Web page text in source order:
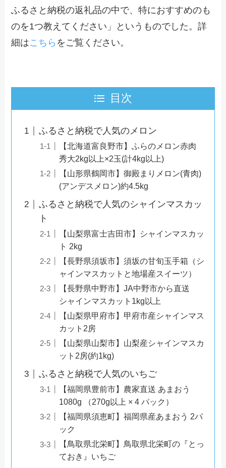
ふるさと納税の返礼品の中で、特におすすめのも
のを1つ教えてください」というものでした。詳
細はこちら をご覧ください。
目次
ふるさと納税で人気のメロン
【北海道富良野市】ふらのメロン赤肉
秀大2kg以上×2玉(計4kg以上)
【山形県鶴岡市】御殿まりメロン(青肉)
(アンデスメロン)約4.5kg
ふるさと納税で人気のシャインマスカッ
ト
【山梨県富士吉田市】シャインマスカッ
ト 2kg
【長野県須坂市】須坂の甘旬玉手箱（シ
ャインマスカットと地場産スイーツ）
【長野県中野市】JA中野市から直送
シャインマスカット1kg以上
【山梨県甲府市】甲府市産シャインマス
カット2房
【山梨県山梨市】山梨産シャインマスカ
ット2房(約1kg)
ふるさと納税で人気のいちご
【福岡県豊前市】農家直送 あまおう
1080g （270g以上 × 4 パック）
【福岡県須恵町】福岡県産あまおう 2パ
ック
【鳥取県北栄町】鳥取県北栄町の『とっ
ておき』いちご